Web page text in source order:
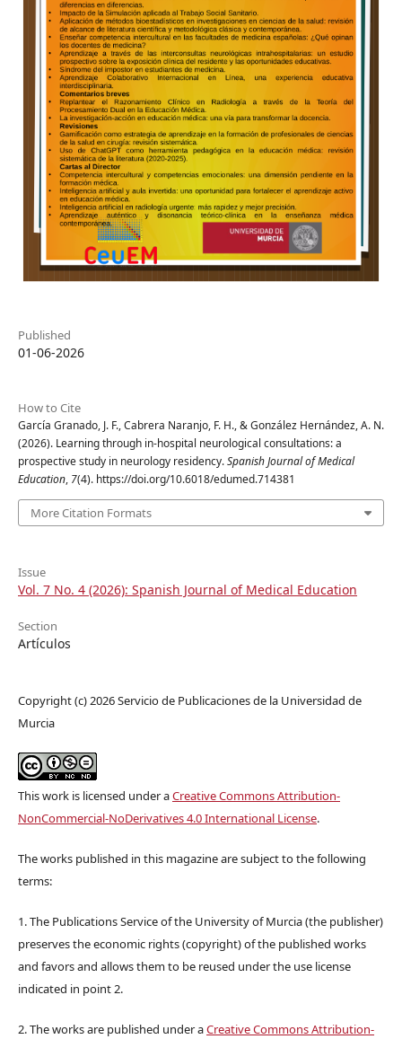
Published
01-06-2026
How to Cite
García Granado, J. F., Cabrera Naranjo, F. H., & González Hernández, A. N.
(2026). Learning through in-hospital neurological consultations: a
prospective study in neurology residency.Spanish Journal of Medical
Education, 7(4). https://doi.org/10.6018/edumed.714381
More Citation Formats
Issue
Vol. 7 No. 4 (2026): Spanish Journal of Medical Education
Section
Artículos
Copyright (c) 2026 Servicio de Publicaciones de la Universidad de
Murcia
This work is licensed under aCreative Commons Attribution-
NonCommercial-NoDerivatives 4.0 International License.
The works published in this magazine are subject to the following
terms:
1. The Publications Service of the University of Murcia (the publisher)
preserves the economic rights (copyright) of the published works
and favors and allows them to be reused under the use license
indicated in point 2.
2. The works are published under aCreative Commons Attribution-